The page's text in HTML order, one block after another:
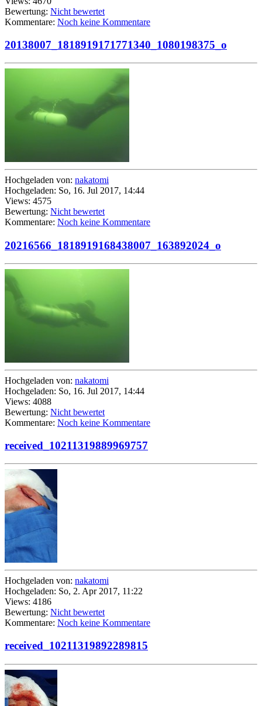
Bewertung: Nicht bewertet
Kommentare: Noch keine Kommentare
20138007_1818919171771340_1080198375_o
Hochgeladen von: nakatomi
Hochgeladen: So, 16. Jul 2017, 14:44
Views: 4575
Bewertung: Nicht bewertet
Kommentare: Noch keine Kommentare
20216566_1818919168438007_163892024_o
Hochgeladen von: nakatomi
Hochgeladen: So, 16. Jul 2017, 14:44
Views: 4088
Bewertung: Nicht bewertet
Kommentare: Noch keine Kommentare
received_10211319889969757
Hochgeladen von: nakatomi
Hochgeladen: So, 2. Apr 2017, 11:22
Views: 4186
Bewertung: Nicht bewertet
Kommentare: Noch keine Kommentare
received_10211319892289815